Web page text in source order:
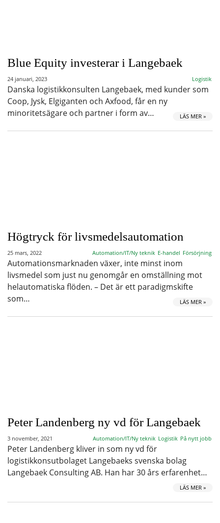
Blue Equity investerar i Langebaek
24 januari, 2023 Logistik
Danska logistikkonsulten Langebaek, med kunder som
Coop, Jysk, Elgiganten och Axfood, får en ny
minoritetsägare och partner i form av…
LÄS MER »
Högtryck för livsmedelsautomation
25 mars, 2022 Automation/IT/Ny teknik E-handel Försörjning
Automationsmarknaden växer, inte minst inom
livsmedel som just nu genomgår en omställning mot
helautomatiska flöden. – Det är ett paradigmskifte
som…
LÄS MER »
Peter Landenberg ny vd för Langebaek
3 november, 2021 Automation/IT/Ny teknik Logistik På nytt jobb
Peter Landenberg kliver in som ny vd för
logistikkonsutbolaget Langebaeks svenska bolag
Langebaek Consulting AB. Han har 30 års erfarenhet…
LÄS MER »